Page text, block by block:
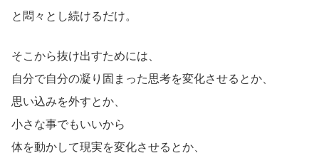
と悶々とし続けるだけ。
そこから抜け出すためには、
自分で自分の凝り固まった思考を変化させるとか、
思い込みを外すとか、
小さな事でもいいから
体を動かして現実を変化させるとか、